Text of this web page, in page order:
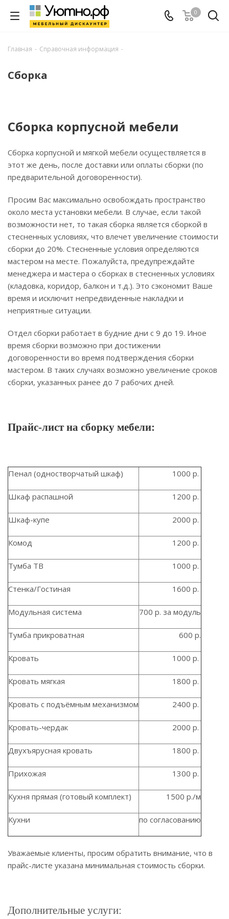
0
Главная - Справочная информация -
Сборка
Сборка корпусной мебели
Сборка корпусной и мягкой мебели осуществляется в
этот же день, после доставки или оплаты сборки (по
предварительной договоренности).
Просим Вас максимально освобождать пространство
около места установки мебели. В случае, если такой
возможности нет, то такая сборка является сборкой в
стесненных условиях, что влечет увеличение стоимости
сборки до 20%. Стесненные условия определяются
мастером на месте. Пожалуйста, предупреждайте
менеджера и мастера о сборках в стесненных условиях
(кладовка, коридор, балкон и т.д.). Это сэкономит Ваше
время и исключит непредвиденные накладки и
неприятные ситуации.
Отдел сборки работает в будние дни с 9 до 19. Иное
время сборки возможно при достижении
договоренности во время подтверждения сборки
мастером. В таких случаях возможно увеличение сроков
сборки, указанных ранее до 7 рабочих дней.
Прайс-лист на сборку мебели:
Пенал (одностворчатый шкаф) 1000 р.
Шкаф распашной 1200 р.
Шкаф-купе 2000 р.
Комод 1200 р.
Тумба ТВ 1000 р.
Стенка/Гостиная 1600 р.
Модульная система 700 р. за модуль
Тумба прикроватная 600 р.
Кровать 1000 р.
Кровать мягкая 1800 р.
Кровать с подъёмным механизмом 2400 р.
Кровать-чердак 2000 р.
Двухъярусная кровать 1800 р.
Прихожая 1300 р.
Кухня прямая (готовый комплект) 1500 р./м
Кухни по согласованию
Уважаемые клиенты, просим обратить внимание, что в
прайс-листе указана минимальная стоимость сборки.
Дополнительные услуги: